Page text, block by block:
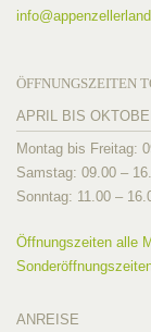
info@
ÖFFNUNGSZEITEN
APRIL BIS
Montag bis Freitag:
Samstag: 09.00 –
Sonntag: 11.00 –
Öffnungszeiten alle
ANREISE